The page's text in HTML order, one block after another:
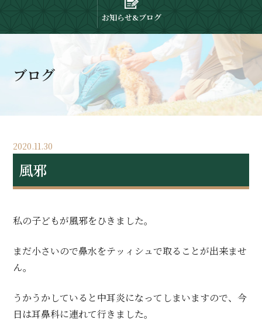
お知らせ&ブログ
ブログ
2020.11.30
風邪
私の子どもが風邪をひきました。
まだ小さいので鼻水をテッィシュで取ることが出来ませ
ん。
うかうかしていると中耳炎になってしまいますので、今
日は耳鼻科に連れて行きました。